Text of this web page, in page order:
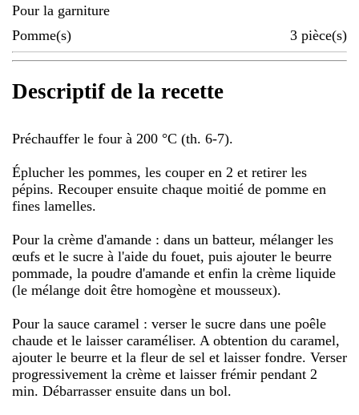
Pour la garniture
Pomme(s)
3 pièce(s)
Descriptif de la recette
Préchauffer le four à 200 °C (th. 6-7).
Éplucher les pommes, les couper en 2 et retirer les
pépins. Recouper ensuite chaque moitié de pomme en
fines lamelles.
Pour la crème d'amande : dans un batteur, mélanger les
œufs et le sucre à l'aide du fouet, puis ajouter le beurre
pommade, la poudre d'amande et enfin la crème liquide
(le mélange doit être homogène et mousseux).
Pour la sauce caramel : verser le sucre dans une poêle
chaude et le laisser caraméliser. A obtention du caramel,
ajouter le beurre et la fleur de sel et laisser fondre. Verser
progressivement la crème et laisser frémir pendant 2
min. Débarrasser ensuite dans un bol.